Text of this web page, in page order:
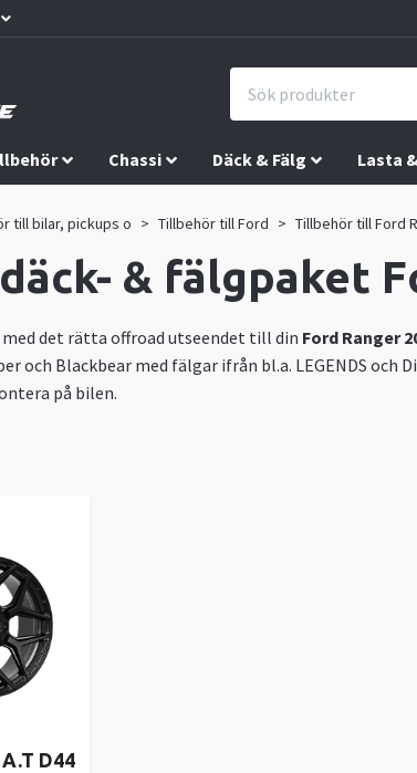
Chassi Däck & Fälg Lasta
till bilar, pickups o Tillbehör till Ford Tillbehör till Ford
& fälgpaket
det rätta offroad utseendet till din Ford Ranger
och Blackbear med fälgar ifrån bl.a. LEGENDS
på bilen.
D44